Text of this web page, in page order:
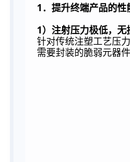
1 ．提升终端产品的性
1）注射压力极低，
针对传统注塑工艺压
需要封装的脆弱元器